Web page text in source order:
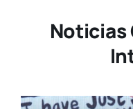
Noticias